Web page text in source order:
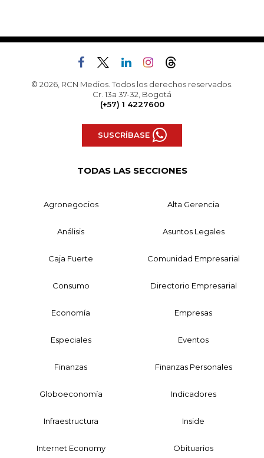
© 2026, RCN Medios. Todos los derechos reservados.
Cr. 13a 37-32, Bogotá
(+57) 1 4227600
SUSCRÍBASE
TODAS LAS SECCIONES
Agronegocios Alta Gerencia
Análisis Asuntos Legales
Caja Fuerte Comunidad Empresarial
Consumo Directorio Empresarial
Economía Empresas
Especiales Eventos
Finanzas Finanzas Personales
Globoeconomía Indicadores
Infraestructura Inside
Internet Economy Obituarios